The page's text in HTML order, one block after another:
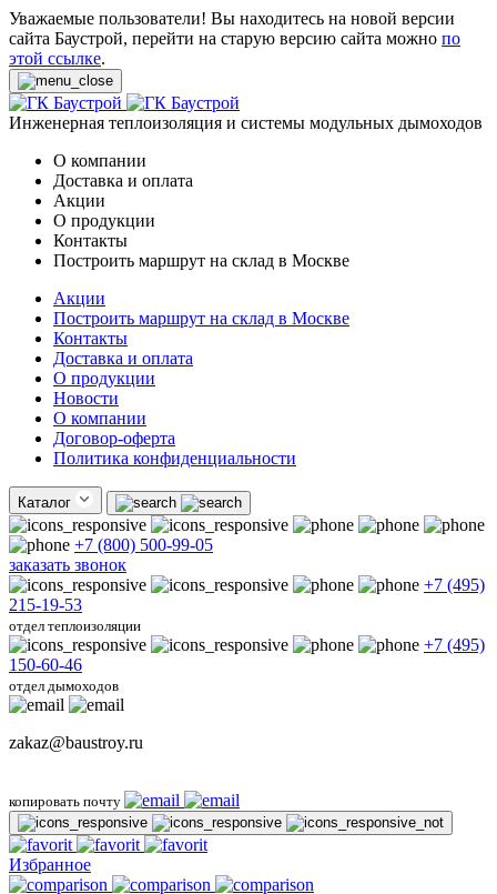
Уважаемые пользователи! Вы находитесь на новой версии
сайта Баустрой, перейти на старую версию сайта можно по
этой ссылке.
Инженерная теплоизоляция и системы модульных дымоходов
О компании
Доставка и оплата
Акции
О продукции
Контакты
Построить маршрут на склад в Москве
Акции
Построить маршрут на склад в Москве
Контакты
Доставка и оплата
О продукции
Новости
О компании
Договор-оферта
Политика конфиденциальности
Каталог
+7 (800) 500-99-05
заказать звонок
+7 (495)
215-19-53
отдел теплоизоляции
+7 (495)
150-60-46
отдел дымоходов
zakaz@baustroy.ru
копировать почту
Избранное